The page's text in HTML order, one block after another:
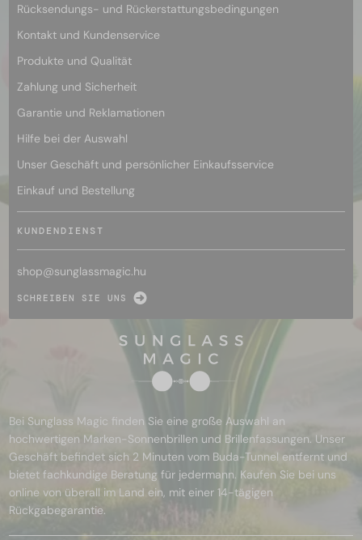
Rücksendungs- und Rückerstattungsbedingungen
Kontakt und Kundenservice
Produkte und Qualität
Zahlung und Sicherheit
Garantie und Reklamationen
Hilfe bei der Auswahl
Unser Geschäft und persönlicher Einkaufsservice
Einkauf und Bestellung
KUNDENDIENST
shop@sunglassmagic.hu
SCHREIBEN SIE UNS
Bei Sunglass Magic finden Sie eine große Auswahl an
hochwertigen Marken-Sonnenbrillen und Brillenfassungen. Unser
Geschäft befindet sich 2 Minuten vom Buda-Tunnel entfernt und
bietet fachkundige Beratung für jedermann. Kaufen Sie bei uns
online von überall im Land ein, mit einer 14-tägigen
Rückgabegarantie.